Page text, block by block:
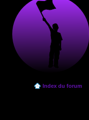
Index du forum